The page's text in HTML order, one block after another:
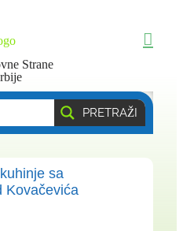
PRETRAŽI
sa
Kovačevića